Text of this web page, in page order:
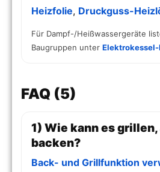
Heizfolie, Druckguss-
Für Dampf-/Heißwassergeräte
Baugruppen unter
FAQ (5)
1) Wie kann es
backen?
Back- und Grillfunktion